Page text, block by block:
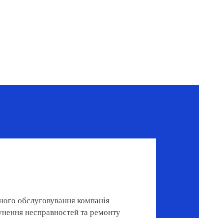
обслуговування компанія
несправностей та ремонту